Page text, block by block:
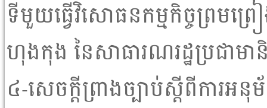
ទីមួយធ្វើវិសោធនកម្មកិច្ចព្រមព្
ហុងកុង នៃសាធារណរដ្ឋប្រជាម
៤-សេចក្តីព្រាងច្បាប់ស្តីពីការ